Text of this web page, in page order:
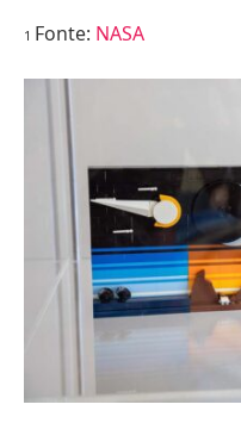
1 Fonte: NASA